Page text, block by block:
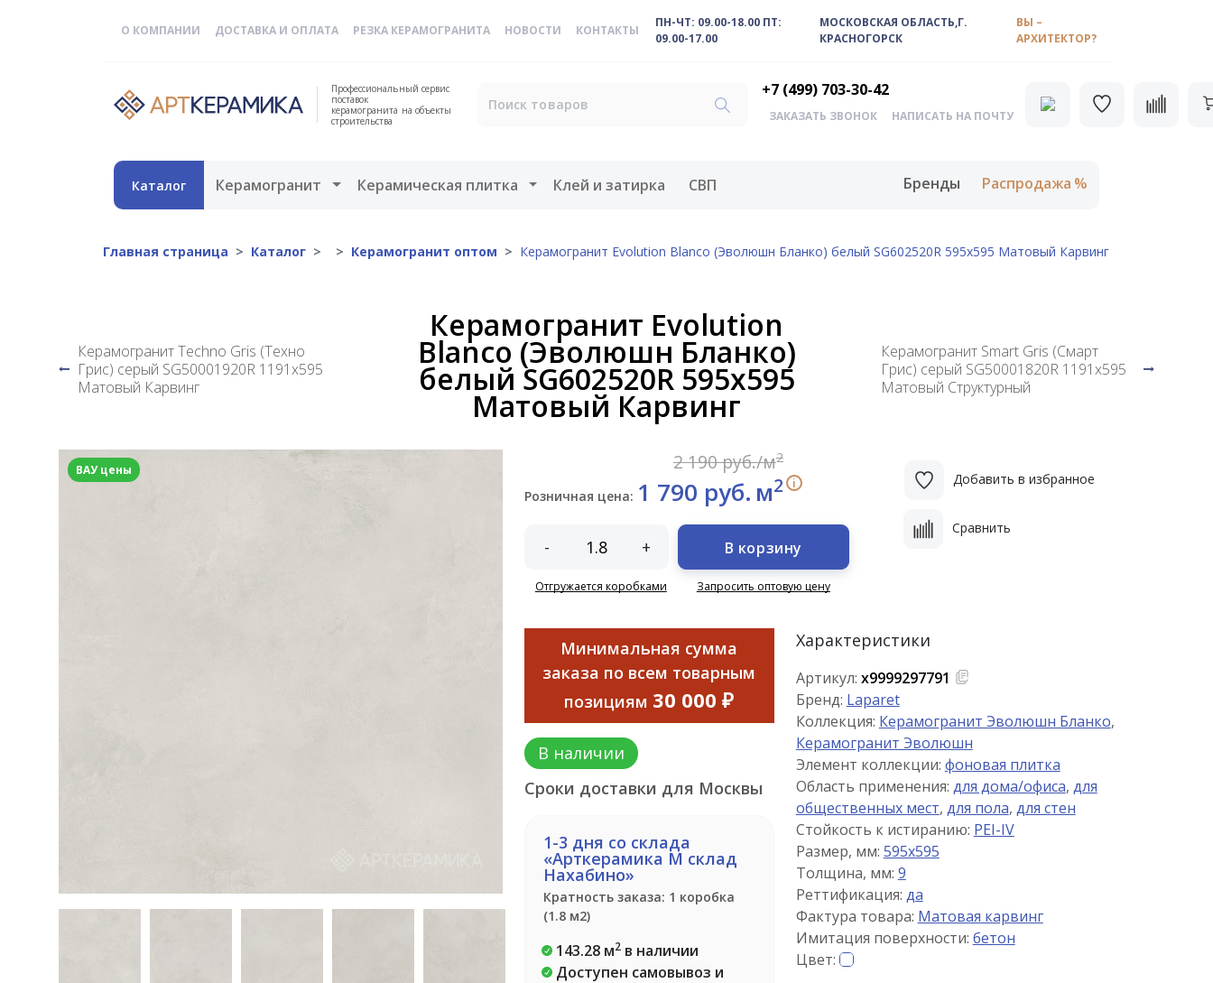
О КОМПАНИИ ДОСТАВКА И ОПЛАТА РЕЗКА КЕРАМОГРАНИТА НОВОСТИ КОНТАКТЫ
ПН-ЧТ: 09.00-18.00 ПТ:
09.00-17.00
МОСКОВСКАЯ ОБЛАСТЬ,Г.
КРАСНОГОРСК
ВЫ –
АРХИТЕКТОР?
Профессиональный сервис
поставок
керамогранита на объекты
строительства
+7 (499) 703-30-42
ЗАКАЗАТЬ ЗВОНОК НАПИСАТЬ НА ПОЧТУ
Каталог Керамогранит Открыть меню
Керамическая плитка Открыть меню
Клей и затирка СВП Бренды Распродажа
Главная страница Каталог Керамогранит оптом Керамогранит Evolution Blanco (Эволюшн Бланко) белый SG602520R 595x595 Матовый Карвинг
Керамогранит Techno Gris (Техно
Грис) серый SG50001920R 1191x595
Матовый Карвинг
Керамогранит Evolution
Blanco (Эволюшн Бланко)
белый SG602520R 595x595
Матовый Карвинг
Керамогранит Smart Gris (Смарт
Грис) серый SG50001820R 1191x595
Матовый Структурный
ВАУ цены 2 190 руб./м2
Розничная цена: 1 790 руб. м2 i
- +
Отгружается коробками
В корзину
Запросить оптовую цену
Добавить в избранное
Сравнить
Минимальная сумма
заказа по всем товарным
позициям 30 000 ₽
В наличии
Сроки доставки для Москвы
1-3 дня со склада
«Арткерамика М склад
Нахабино»
Кратность заказа: 1 коробка
(1.8 м2)
143.28 м2в наличии
Доступен самовывоз и
Характеристики
Артикул: х9999297791
Бренд: Laparet
Коллекция: Керамогранит Эволюшн Бланко,
Керамогранит Эволюшн
Элемент коллекции: фоновая плитка
Область применения: для дома/офиса, для
общественных мест, для пола, для стен
Стойкость к истиранию: PEI-IV
Размер, мм: 595x595
Толщина, мм: 9
Реттификация: да
Фактура товара: Матовая карвинг
Имитация поверхности: бетон
Цвет: